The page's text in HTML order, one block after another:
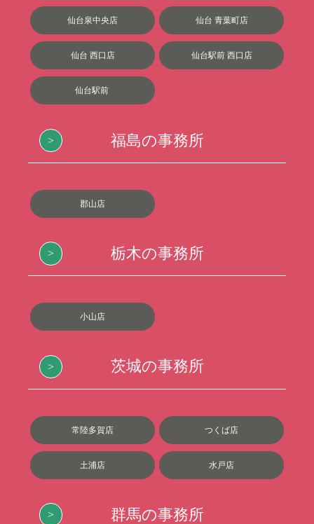
仙台泉中央店 仙台 青葉町店
仙台 西口店 仙台駅前 西口店
仙台駅前
福島の事務所
郡山店
栃木の事務所
小山店
茨城の事務所
常陸多賀店 つくば店
土浦店 水戸店
群馬の事務所